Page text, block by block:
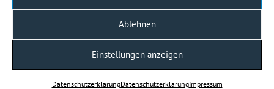
Ablehnen
Einstellungen anzeigen
Daten­schutz­erklärungDaten­schutz­erklärungImpressum